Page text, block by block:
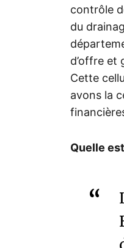
contrôle
du
d’offre et
Cette
avons la
Quelle